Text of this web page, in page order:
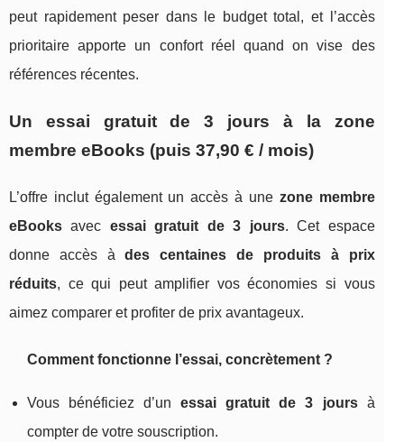
peut rapidement peser dans le budget total, et l’accès
prioritaire apporte un confort réel quand on vise des
références récentes.
Un essai gratuit de 3 jours à la zone
membre eBooks (puis 37,90 € / mois)
L’offre inclut également un accès à une zone membre
eBooks avec essai gratuit de 3 jours. Cet espace
donne accès àdes centaines de produits à prix
réduits, ce qui peut amplifier vos économies si vous
aimez comparer et profiter de prix avantageux.
Comment fonctionne l’essai, concrètement ?
Vous bénéficiez d’unessai gratuit de 3 joursà
compter de votre souscription.